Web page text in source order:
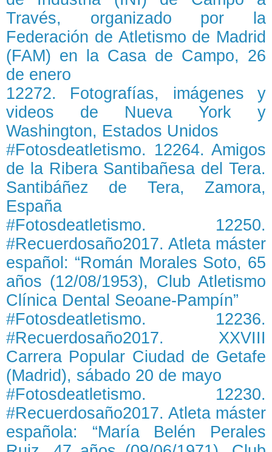
Través, organizado por la
Federación de Atletismo de Madrid
(FAM) en la Casa de Campo, 26
de enero
12272. Fotografías, imágenes y
videos de Nueva York y
Washington, Estados Unidos
#Fotosdeatletismo. 12264. Amigos
de la Ribera Santibañesa del Tera.
Santibáñez de Tera, Zamora,
España
#Fotosdeatletismo. 12250.
#Recuerdosaño2017. Atleta máster
español: “Román Morales Soto, 65
años (12/08/1953), Club Atletismo
Clínica Dental Seoane-Pampín”
#Fotosdeatletismo. 12236.
#Recuerdosaño2017. XXVIII
Carrera Popular Ciudad de Getafe
(Madrid), sábado 20 de mayo
#Fotosdeatletismo. 12230.
#Recuerdosaño2017. Atleta máster
española: “María Belén Perales